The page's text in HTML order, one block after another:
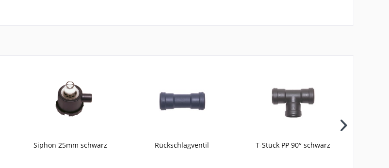
Siphon 25mm schwarz Rückschlagventil T-Stück PP 90° schwarz